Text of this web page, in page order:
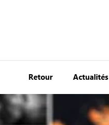
Retour Actualités